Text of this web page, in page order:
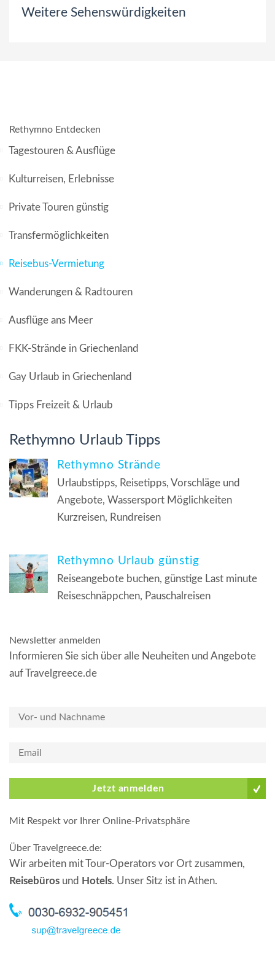
Weitere Sehenswürdigkeiten
Rethymno Entdecken
Tagestouren & Ausflüge
Kulturreisen, Erlebnisse
Private Touren günstig
Transfermöglichkeiten
Reisebus-Vermietung
Wanderungen & Radtouren
Ausflüge ans Meer
FKK-Strände in Griechenland
Gay Urlaub in Griechenland
Tipps Freizeit & Urlaub
Rethymno Urlaub Tipps
Rethymno Strände
Urlaubstipps, Reisetipps, Vorschläge und
Angebote, Wassersport Möglichkeiten
Kurzreisen, Rundreisen
Rethymno Urlaub günstig
Reiseangebote buchen, günstige Last minute
Reiseschnäppchen, Pauschalreisen
Newsletter anmelden
Informieren Sie sich über alle Neuheiten und Angebote
auf Travelgreece.de
Jetzt anmelden
Mit Respekt vor Ihrer Online-Privatsphäre
Über Travelgreece.de:
Wir arbeiten mit Tour-Operators vor Ort zusammen,
Reisebüros und Hotels. Unser Sitz ist in Athen.